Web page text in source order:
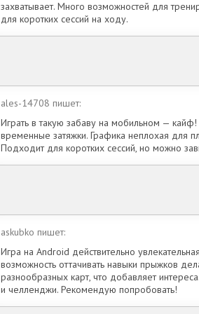
захватывает. Много возможностей для
для коротких сессий на ходу.
ales-14708 пишет:
Играть в такую забаву на мобильном —
временные затяжки. Графика неплохая для
Подходит для коротких сессий, но можно
askubko пишет:
Игра на Android действительно
возможность оттачивать навыки прыжков
разнообразных карт, что добавляет
и челленджи. Рекомендую попробовать!